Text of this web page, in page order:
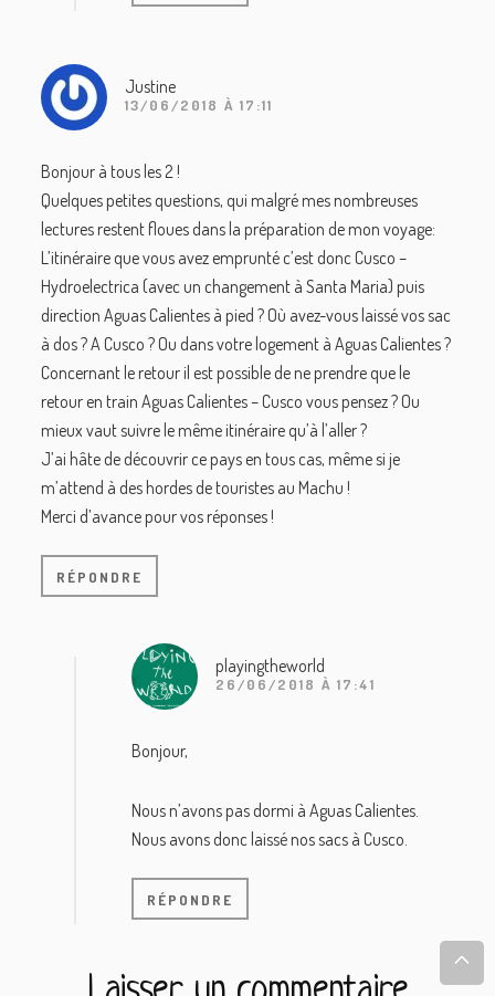
Justine
13/06/2018 À 17:11
Bonjour à tous les 2 !
Quelques petites questions, qui malgré mes nombreuses
lectures restent floues dans la préparation de mon voyage:
L’itinéraire que vous avez emprunté c’est donc Cusco –
Hydroelectrica (avec un changement à Santa Maria) puis
direction Aguas Calientes à pied ? Où avez-vous laissé vos sac
à dos ? A Cusco ? Ou dans votre logement à Aguas Calientes ?
Concernant le retour il est possible de ne prendre que le
retour en train Aguas Calientes – Cusco vous pensez ? Ou
mieux vaut suivre le même itinéraire qu’à l’aller ?
J’ai hâte de découvrir ce pays en tous cas, même si je
m’attend à des hordes de touristes au Machu !
Merci d’avance pour vos réponses !
RÉPONDRE
playingtheworld
26/06/2018 À 17:41
Bonjour,
Nous n’avons pas dormi à Aguas Calientes.
Nous avons donc laissé nos sacs à Cusco.
RÉPONDRE